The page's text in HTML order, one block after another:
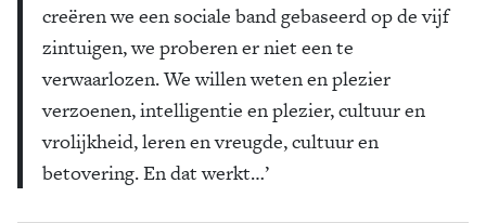
creëren we een sociale band gebaseerd op de vijf
zintuigen, we proberen er niet een te
verwaarlozen. We willen weten en plezier
verzoenen, intelligentie en plezier, cultuur en
vrolijkheid, leren en vreugde, cultuur en
betovering. En dat werkt…’